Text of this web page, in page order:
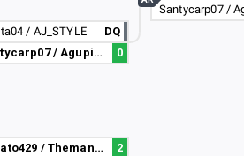
/ AJ_STYLE
DQ
Santycarp07 / Agupipe08
0
Renato429 / Themandiga
2